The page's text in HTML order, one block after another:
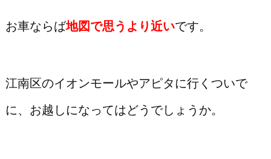
お車ならば地図で思うより近いです。
江南区のイオンモールやアピタに行くついで
に、お越しになってはどうでしょうか。